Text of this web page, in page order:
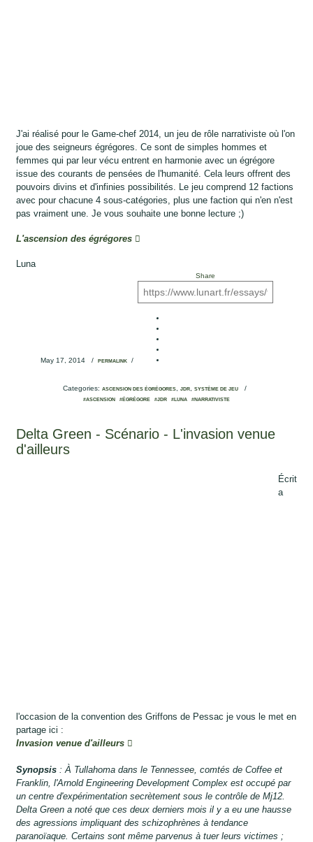
J'ai réalisé pour le Game-chef 2014, un jeu de rôle narrativiste où l'on
joue des seigneurs égrégores. Ce sont de simples hommes et
femmes qui par leur vécu entrent en harmonie avec un égrégore
issue des courants de pensées de l'humanité. Cela leurs offrent des
pouvoirs divins et d'infinies possibilités. Le jeu comprend 12 factions
avec pour chacune 4 sous-catégories, plus une faction qui n'en n'est
pas vraiment une. Je vous souhaite une bonne lecture ;)
L'ascension des égrégores
Luna
May 17, 2014 / PERMALINK/
Share
Categories: ASCENSION DES ÉGRÉGORES, JDR, SYSTÈME DE JEU/
#ASCENSION #ÉGRÉGORE #JDR #LUNA #NARRATIVISTE
Delta Green - Scénario - L'invasion venue
d'ailleurs
Écrit
a
l'occasion de la convention des Griffons de Pessac je vous le met en
partage ici :
Invasion venue d'ailleurs
Synopsis : À Tullahoma dans le Tennessee, comtés de Coffee et
Franklin, l'Arnold Engineering Development Complex est occupé par
un centre d'expérimentation secrètement sous le contrôle de Mj12.
Delta Green a noté que ces deux derniers mois il y a eu une hausse
des agressions impliquant des schizophrènes à tendance
paranoïaque. Certains sont même parvenus à tuer leurs victimes ;